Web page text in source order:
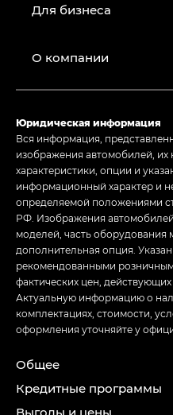
Для бизнеса
О компании
Юридическая информация
Вся информация,
изображения автомобилей, их
характеристики, опции и
информационный характер и
определяемой положениями
РФ. Изображения
моделей, часть оборудования
дополнительная опция.
рекомендованными
фактических цен,
Актуальную информацию о
комплектациях, стоимости,
оформления уточняйте у
Общее
Кредитные программы